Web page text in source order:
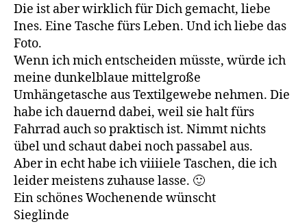
Die ist aber wirklich für Dich gemacht, liebe
Ines. Eine Tasche fürs Leben. Und ich liebe das
Foto.
Wenn ich mich entscheiden müsste, würde ich
meine dunkelblaue mittelgroße
Umhängetasche aus Textilgewebe nehmen. Die
habe ich dauernd dabei, weil sie halt fürs
Fahrrad auch so praktisch ist. Nimmt nichts
übel und schaut dabei noch passabel aus.
Aber in echt habe ich viiiiele Taschen, die ich
leider meistens zuhause lasse. 🙂
Ein schönes Wochenende wünscht
Sieglinde